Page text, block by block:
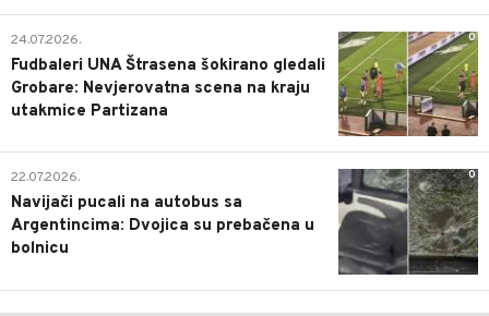
0
24.07.2026.
Fudbaleri UNA Štrasena šokirano gledali
Grobare: Nevjerovatna scena na kraju
utakmice Partizana
0
22.07.2026.
Navijači pucali na autobus sa
Argentincima: Dvojica su prebačena u
bolnicu